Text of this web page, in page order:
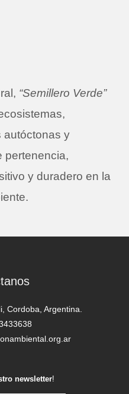
“Semillero Verde”
autóctonas y
pertenencia,
y duradero en la
Cordoba, Argentina.
newsletter!